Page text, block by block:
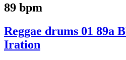
89 bpm
Reggae drums 01 89a
Iration